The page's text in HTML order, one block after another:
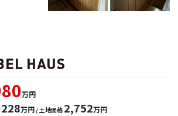
万円
228万円 / 土地価格 2,752万円